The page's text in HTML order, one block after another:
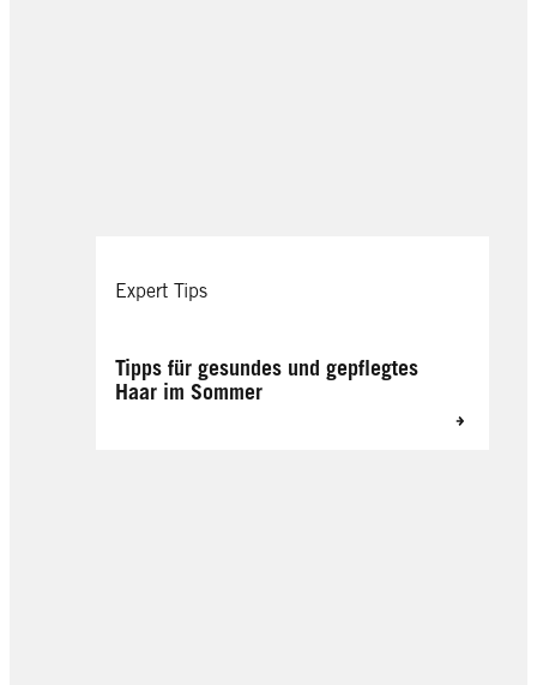
Expert Tips
Tipps für gesundes und gepflegtes
Haar im Sommer